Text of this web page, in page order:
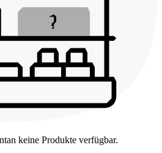
keine Produkte verfügbar.